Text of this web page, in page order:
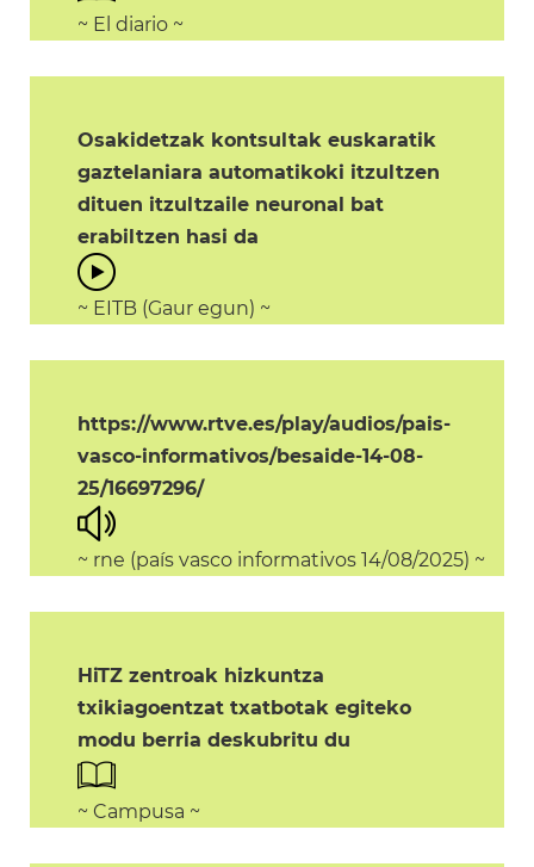
~ El diario ~
Osakidetzak kontsultak euskaratik
gaztelaniara automatikoki itzultzen
dituen itzultzaile neuronal bat
erabiltzen hasi da
~ EITB (Gaur egun) ~
https://www.rtve.es/play/audios/pais-
vasco-informativos/besaide-14-08-
25/16697296/
~ rne (país vasco informativos 14/08/2025) ~
HiTZ zentroak hizkuntza
txikiagoentzat txatbotak egiteko
modu berria deskubritu du
~ Campusa ~